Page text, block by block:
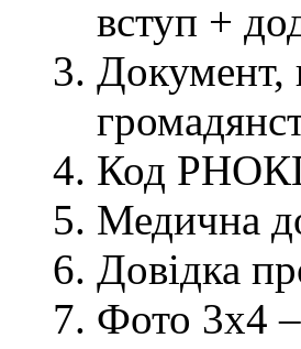
вступ +
Документ,
Код
Медична
Довідка
Фото 3х4